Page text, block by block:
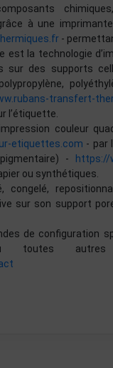
à une
-
est la technologie
sur des supports
transfert-
l’étiquette.
couleur
etiquettes.com - par
-
https://
ou synthétiques.
congelé,
sur son support
de configuration
toutes autres